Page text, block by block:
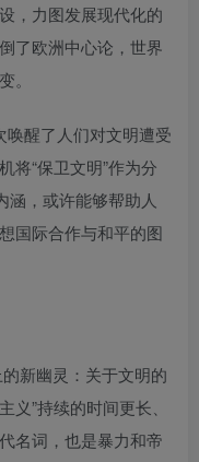
，力图发展现代化的
了欧洲中心论，世界
。
唤醒了人们对文明遭受
将“保卫文明”作为分
涵，或许能够帮助人
国际合作与和平的图
新幽灵：关于文明的
义”持续的时间更长、
名词，也是暴力和帝